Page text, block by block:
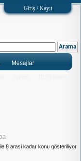
Giriş / Kayıt
Mesajlar
8 arasi kadar konu gösteriliyor